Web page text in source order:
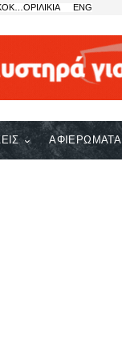
ENG
ΑΦΙΕΡΩΜΑΤΑ